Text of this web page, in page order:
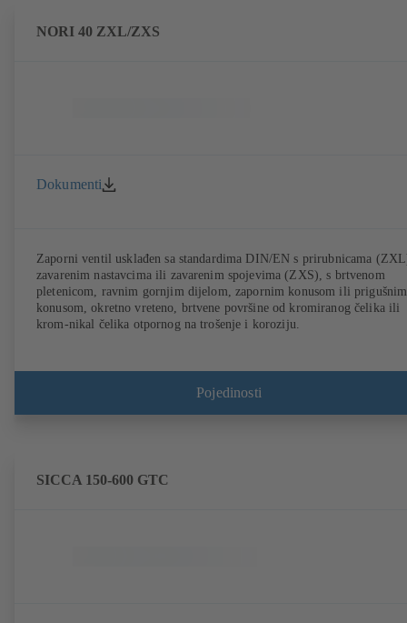
NORI 40 ZXL/ZXS
Dokumenti
Zaporni ventil usklađen sa standardima DIN/EN s prirubnicama
zavarenim nastavcima ili zavarenim spojevima (ZXS), s brtvenom
pletenicom, ravnim gornjim dijelom, zapornim konusom ili prigušnim
konusom, okretno vreteno, brtvene površine od kromiranog čelika ili
krom-nikal čelika otpornog na trošenje i koroziju.
Pojedinosti
SICCA 150-600 GTC